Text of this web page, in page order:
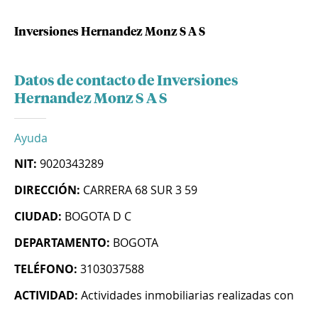
Inversiones Hernandez Monz S A S
Datos de contacto de Inversiones
Hernandez Monz S A S
Ayuda
NIT: 9020343289
DIRECCIÓN: CARRERA 68 SUR 3 59
CIUDAD: BOGOTA D C
DEPARTAMENTO: BOGOTA
TELÉFONO: 3103037588
ACTIVIDAD: Actividades inmobiliarias realizadas con